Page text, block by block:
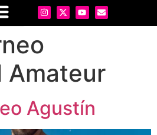
Amateur
Agustín